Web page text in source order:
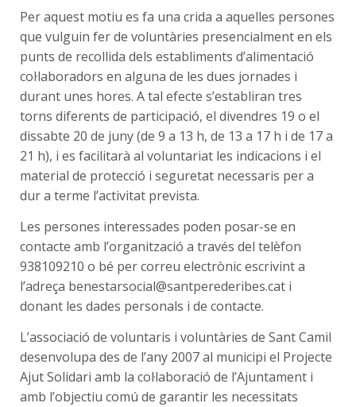
Per aquest motiu es fa una crida a aquelles persones
que vulguin fer de voluntàries presencialment en els
punts de recollida dels establiments d’alimentació
col·laboradors en alguna de les dues jornades i
durant unes hores. A tal efecte s’establiran tres
torns diferents de participació, el divendres 19 o el
dissabte 20 de juny (de 9 a 13 h, de 13 a 17 h i de 17 a
21 h), i es facilitarà al voluntariat les indicacions i el
material de protecció i seguretat necessaris per a
dur a terme l’activitat prevista.
Les persones interessades poden posar-se en
contacte amb l’organització a través del telèfon
938109210 o bé per correu electrònic escrivint a
l’adreça benestarsocial@santperederibes.cat i
donant les dades personals i de contacte.
L’associació de voluntaris i voluntàries de Sant Camil
desenvolupa des de l’any 2007 al municipi el Projecte
Ajut Solidari amb la col·laboració de l’Ajuntament i
amb l’objectiu comú de garantir les necessitats